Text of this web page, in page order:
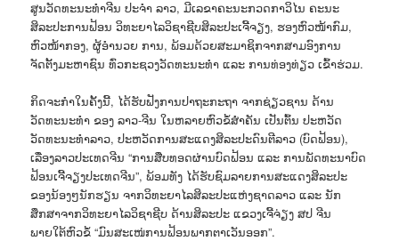
ສູນວັດທະນະທໍາຈີນ ປະຈໍາ ລາວ, ມີເລຂາຄະນະກວດກາວິໄນ ຄະນະ
ສິລະປະການຟ້ອນ ວິທະຍາໄລວິຊາຊີບສິລະປະເຈີ້ຈຽງ, ຮອງຫົວໜ້າກົມ,
ຫົວໜ້າກອງ, ຜູ້ອຳນວຍ ການ, ພ້ອມດ້ວຍສະມາຊິກຈາກສາມອົງການ
ຈັດຕັ້ງມະຫາຊົນ ທົ່ວກະຊວງວັດທະນະທຳ ແລະ ການທ່ອງທ່ຽວ ເຂົ້າຮ່ວມ.
ກິດຈະກຳໃນຄັ້ງນີ້, ໄດ້ຮັບຟັງການປາຖະກະຖາ ຈາກຊ່ຽວຊານ ດ້ານ
ວັດທະນະທຳ ຂອງ ລາວ-ຈີນ ໃນຫລາຍຫົວຂໍ້ສຳຄັນ ເປັນຕົ້ນ ປະຫວັດ
ວັດທະນະທຳລາວ, ປະຫວັດການສະແດງສິລະປະດົນຕີລາວ (ບົດຟ້ອນ),
ເລື່ອງລາວປະເທດຈີນ “ການສືບທອດຜ່ານບົດຟ້ອນ ແລະ ການພັດທະນາບົດ
ຟ້ອນເຈີ້ຈຽງປະເທດຈີນ”, ພ້ອມທັງ ໄດ້ຮັບຊົມລາຍການສະແດງສິລະປະ
ຂອງນ້ອງໆນັກຮຽນ ຈາກວິທະຍາໄລສິລະປະແຫ່ງຊາດລາວ ແລະ ນັກ
ສຶກສາຈາກວິທະຍາໄລວິຊາຊີບ ດ້ານສິລະປະ ແຂວງເຈີ້ຈ່ຽງ ສປ ຈີນ
ພາຍໃຕ້ຫົວຂໍ້ “ມົນສະເໜ່ການຟ້ອນພາກຕາເວັນອອກ”.